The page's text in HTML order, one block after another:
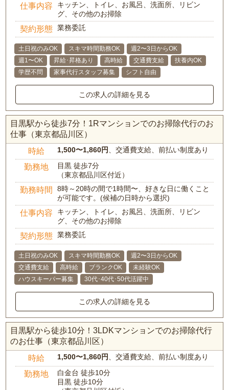
仕事内容
キッチン、トイレ、お風呂、洗面所、リビン
グ、その他のお掃除
契約形態 業務委託
土日祝のみOK スキマ時間勤務OK
週2〜3日からOK
週1〜OK
昇給･昇格あり 高時給 交通費支給
扶養内OK
学歴不問
家事代行スタッフ募集 シフト自由
この求人の詳細を見る
目黒駅から徒歩7分！1Rマンションでのお掃除代行のお
仕事（東京都品川区）
時給 1,500〜1,860円 、交通費支給、前払い制度あり
勤務地
目黒 徒歩7分
（東京都品川区付近）
勤務時間
8時～20時の間で1時間〜、好きな日に働くこと
が可能です。(候補の日時から選択)
仕事内容
キッチン、トイレ、お風呂、洗面所、リビン
グ、その他のお掃除
契約形態 業務委託
土日祝のみOK スキマ時間勤務OK
週2〜3日からOK
交通費支給
高時給 ブランクOK
未経験OK
ハウスキーパー募集
30代･40代･50代活躍中
この求人の詳細を見る
目黒駅から徒歩10分！3LDKマンションでのお掃除代行
のお仕事（東京都品川区）
時給 1,500〜1,860円 、交通費支給、前払い制度あり
勤務地
白金台 徒歩10分
目黒 徒歩10分